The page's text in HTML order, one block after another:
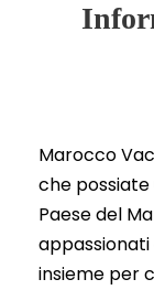
Marocco
che possiate
Paese del
insieme per